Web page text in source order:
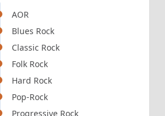
AOR
Blues Rock
Classic Rock
Folk Rock
Hard Rock
Pop-Rock
Progressive Rock